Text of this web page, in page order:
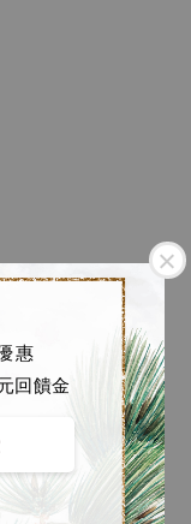
惠
回饋金
典